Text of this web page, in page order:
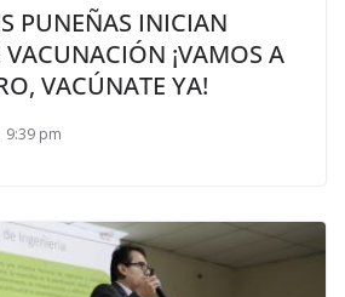
PUNEÑAS INICIAN
¡VAMOS A
VACÚNATE YA!
9:39 pm